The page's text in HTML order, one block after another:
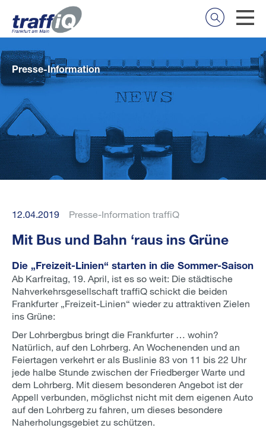
Presse-Information
12.04.2019 Presse-Information traffiQ
Mit Bus und Bahn ‘raus ins Grüne
Die „Freizeit-Linien“ starten in die Sommer-Saison
Ab Karfreitag, 19. April, ist es so weit: Die städtische
Nahverkehrsgesellschaft traffiQ schickt die beiden
Frankfurter „Freizeit-Linien“ wieder zu attraktiven Zielen
ins Grüne:
Der Lohrbergbus bringt die Frankfurter … wohin?
Natürlich, auf den Lohrberg. An Wochenenden und an
Feiertagen verkehrt er als Buslinie 83 von 11 bis 22 Uhr
jede halbe Stunde zwischen der Friedberger Warte und
dem Lohrberg. Mit diesem besonderen Angebot ist der
Appell verbunden, möglichst nicht mit dem eigenen Auto
auf den Lohrberg zu fahren, um dieses besondere
Naherholungsgebiet zu schützen.